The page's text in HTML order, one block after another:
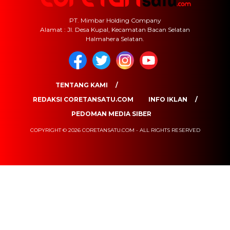
PT. Mimbar Holding Company
Alamat : Jl. Desa Kupal, Kecamatan Bacan Selatan
Halmahera Selatan.
TENTANG KAMI
REDAKSI CORETANSATU.COM
INFO IKLAN
PEDOMAN MEDIA SIBER
COPYRIGHT © 2026 CORETANSATU.COM - ALL RIGHTS RESERVED